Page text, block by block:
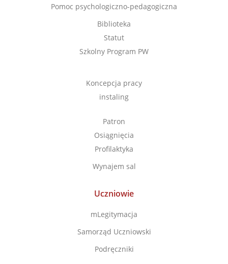
Pomoc psychologiczno-pedagogiczna
Biblioteka
Statut
Szkolny Program PW
Koncepcja pracy
instaling
Patron
Osiągnięcia
Profilaktyka
Wynajem sal
Uczniowie
mLegitymacja
Samorząd Uczniowski
Podręczniki